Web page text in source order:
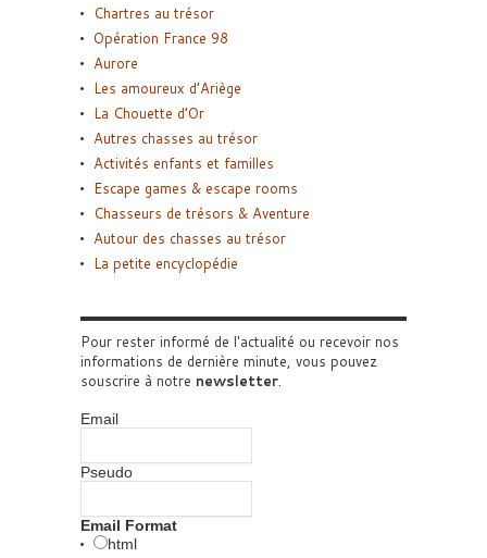
Chartres au trésor
Opération France 98
Aurore
Les amoureux d’Ariège
La Chouette d’Or
Autres chasses au trésor
Activités enfants et familles
Escape games & escape rooms
Chasseurs de trésors & Aventure
Autour des chasses au trésor
La petite encyclopédie
Pour rester informé de l'actualité ou recevoir nos
informations de dernière minute, vous pouvez
souscrire à notre newsletter.
Email
Pseudo
Email Format
html